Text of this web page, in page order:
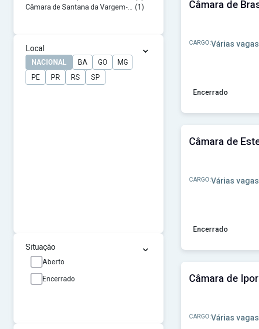
Câmara de Santana da Vargem-MG(1)
Local ⌄
NACIONAL BA GO
MG
PE
PR RS SP
Situação ⌄
Aberto
Encerrado
Encerrado
CARGO:Várias vagas
Encerrado
CARGO:Várias vagas
CARGO:Várias vagas